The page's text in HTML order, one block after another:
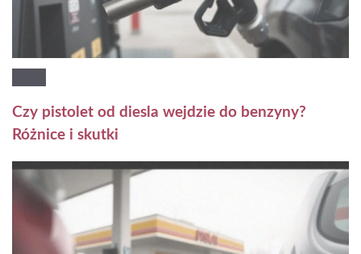
Czy pistolet od diesla wejdzie do benzyny?
Różnice i skutki